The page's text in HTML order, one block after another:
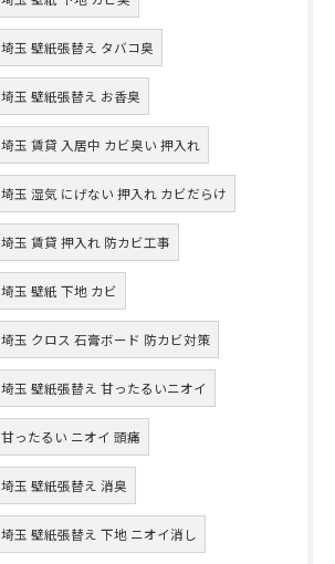
埼玉 壁紙張替え タバコ臭
埼玉 壁紙張替え お香臭
埼玉 賃貸 入居中 カビ臭い 押入れ
埼玉 湿気 にげない 押入れ カビだらけ
埼玉 賃貸 押入れ 防カビ工事
埼玉 壁紙 下地 カビ
埼玉 クロス 石膏ボード 防カビ対策
埼玉 壁紙張替え 甘ったるいニオイ
甘ったるい ニオイ 頭痛
埼玉 壁紙張替え 消臭
埼玉 壁紙張替え 下地 ニオイ消し